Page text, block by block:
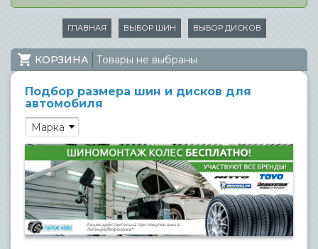
ГЛАВНАЯ ВЫБОР ШИН ВЫБОР ДИСКОВ
КОРЗИНА Товары не выбраны
Подбор размера шин и дисков для
автомобиля
Марка